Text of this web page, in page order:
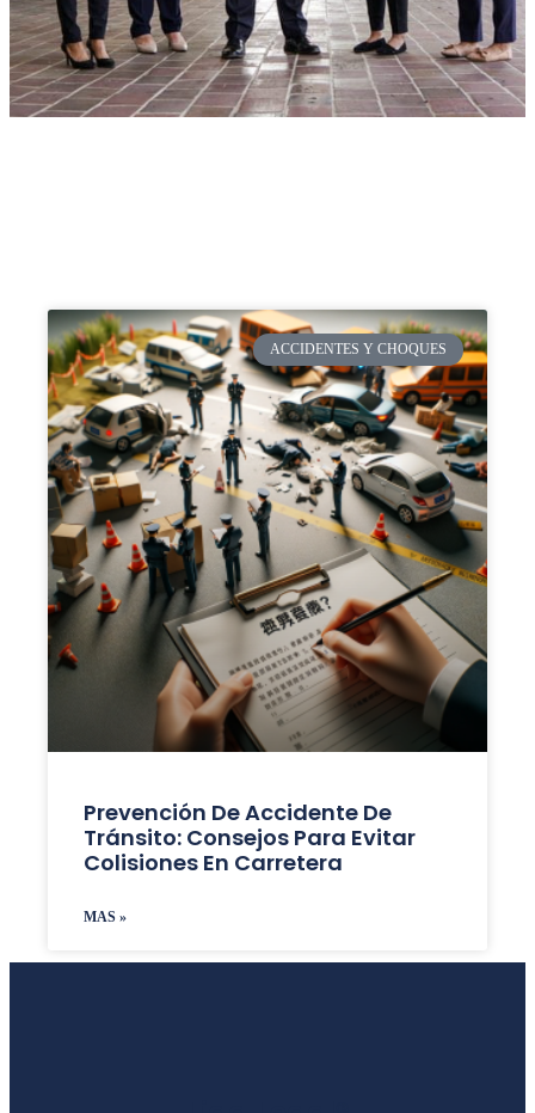
ACCIDENTES Y CHOQUES
Prevención De Accidente De
Tránsito: Consejos Para Evitar
Colisiones En Carretera
MAS »